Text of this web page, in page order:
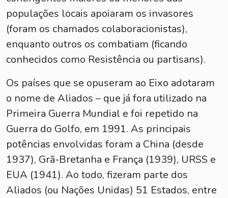
populações locais apoiaram os invasores
(foram os chamados colaboracionistas),
enquanto outros os combatiam (ficando
conhecidos como Resistência ou partisans).
Os países que se opuseram ao Eixo adotaram
o nome de Aliados – que já fora utilizado na
Primeira Guerra Mundial e foi repetido na
Guerra do Golfo, em 1991. As principais
potências envolvidas foram a China (desde
1937), Grã-Bretanha e França (1939), URSS e
EUA (1941). Ao todo, fizeram parte dos
Aliados (ou Nações Unidas) 51 Estados, entre